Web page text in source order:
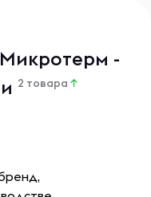
-
2 товара ↑